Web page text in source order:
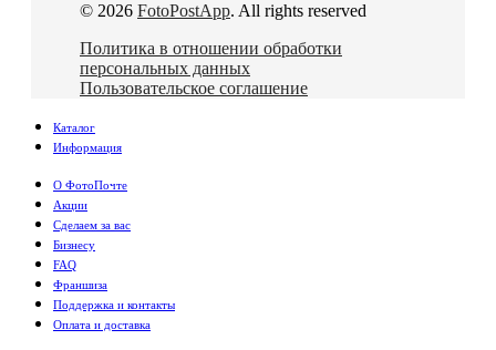
© 2026 FotoPostApp. All rights reserved
Политика в отношении обработки
персональных данных
Пользовательское соглашение
Каталог
Информация
О ФотоПочте
Акции
Сделаем за вас
Бизнесу
FAQ
Франшиза
Поддержка и контакты
Оплата и доставка